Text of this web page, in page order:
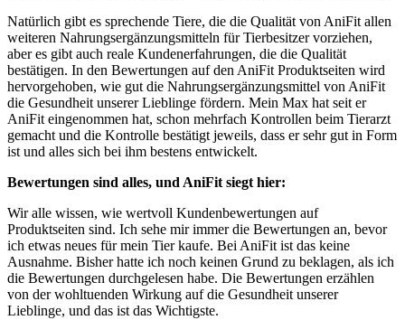
Natürlich gibt es‍ sprechende Tiere, die die Qualität⁤ von AniFit allen
weiteren Nahrungsergänzungsmitteln für Tierbesitzer vorziehen,
aber es gibt auch reale Kundenerfahrungen, die die Qualität
bestätigen. In den Bewertungen ‌auf den AniFit Produktseiten wird
hervorgehoben, wie gut die Nahrungsergänzungsmittel ⁣von ⁣AniFit
die Gesundheit unserer ⁤Lieblinge fördern. Mein Max hat seit er
AniFit eingenommen hat, schon mehrfach Kontrollen beim Tierarzt
gemacht und die Kontrolle bestätigt jeweils, dass er sehr gut in Form
ist und alles ⁤sich bei ihm bestens entwickelt.
Bewertungen sind alles, ​und AniFit siegt hier:
Wir alle wissen, wie ⁢wertvoll Kundenbewertungen auf
Produktseiten sind. Ich ‌sehe ​mir immer ‍die Bewertungen an, bevor
ich‌ etwas neues für mein Tier kaufe. Bei AniFit ist das keine
Ausnahme. ⁣Bisher hatte ich noch keinen Grund zu beklagen, als ich
⁣die Bewertungen durchgelesen habe. Die Bewertungen ‌erzählen
von der wohltuenden ⁢Wirkung‍ auf ⁢die Gesundheit unserer
Lieblinge, und das ist das Wichtigste.